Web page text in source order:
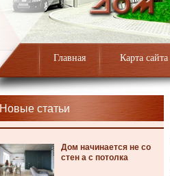
Главная Карта сайта
Новые статьи
Дом начинается не со
стен а с потолка